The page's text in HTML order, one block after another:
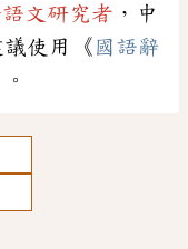
文研究者 ，中
使用《 國語辭